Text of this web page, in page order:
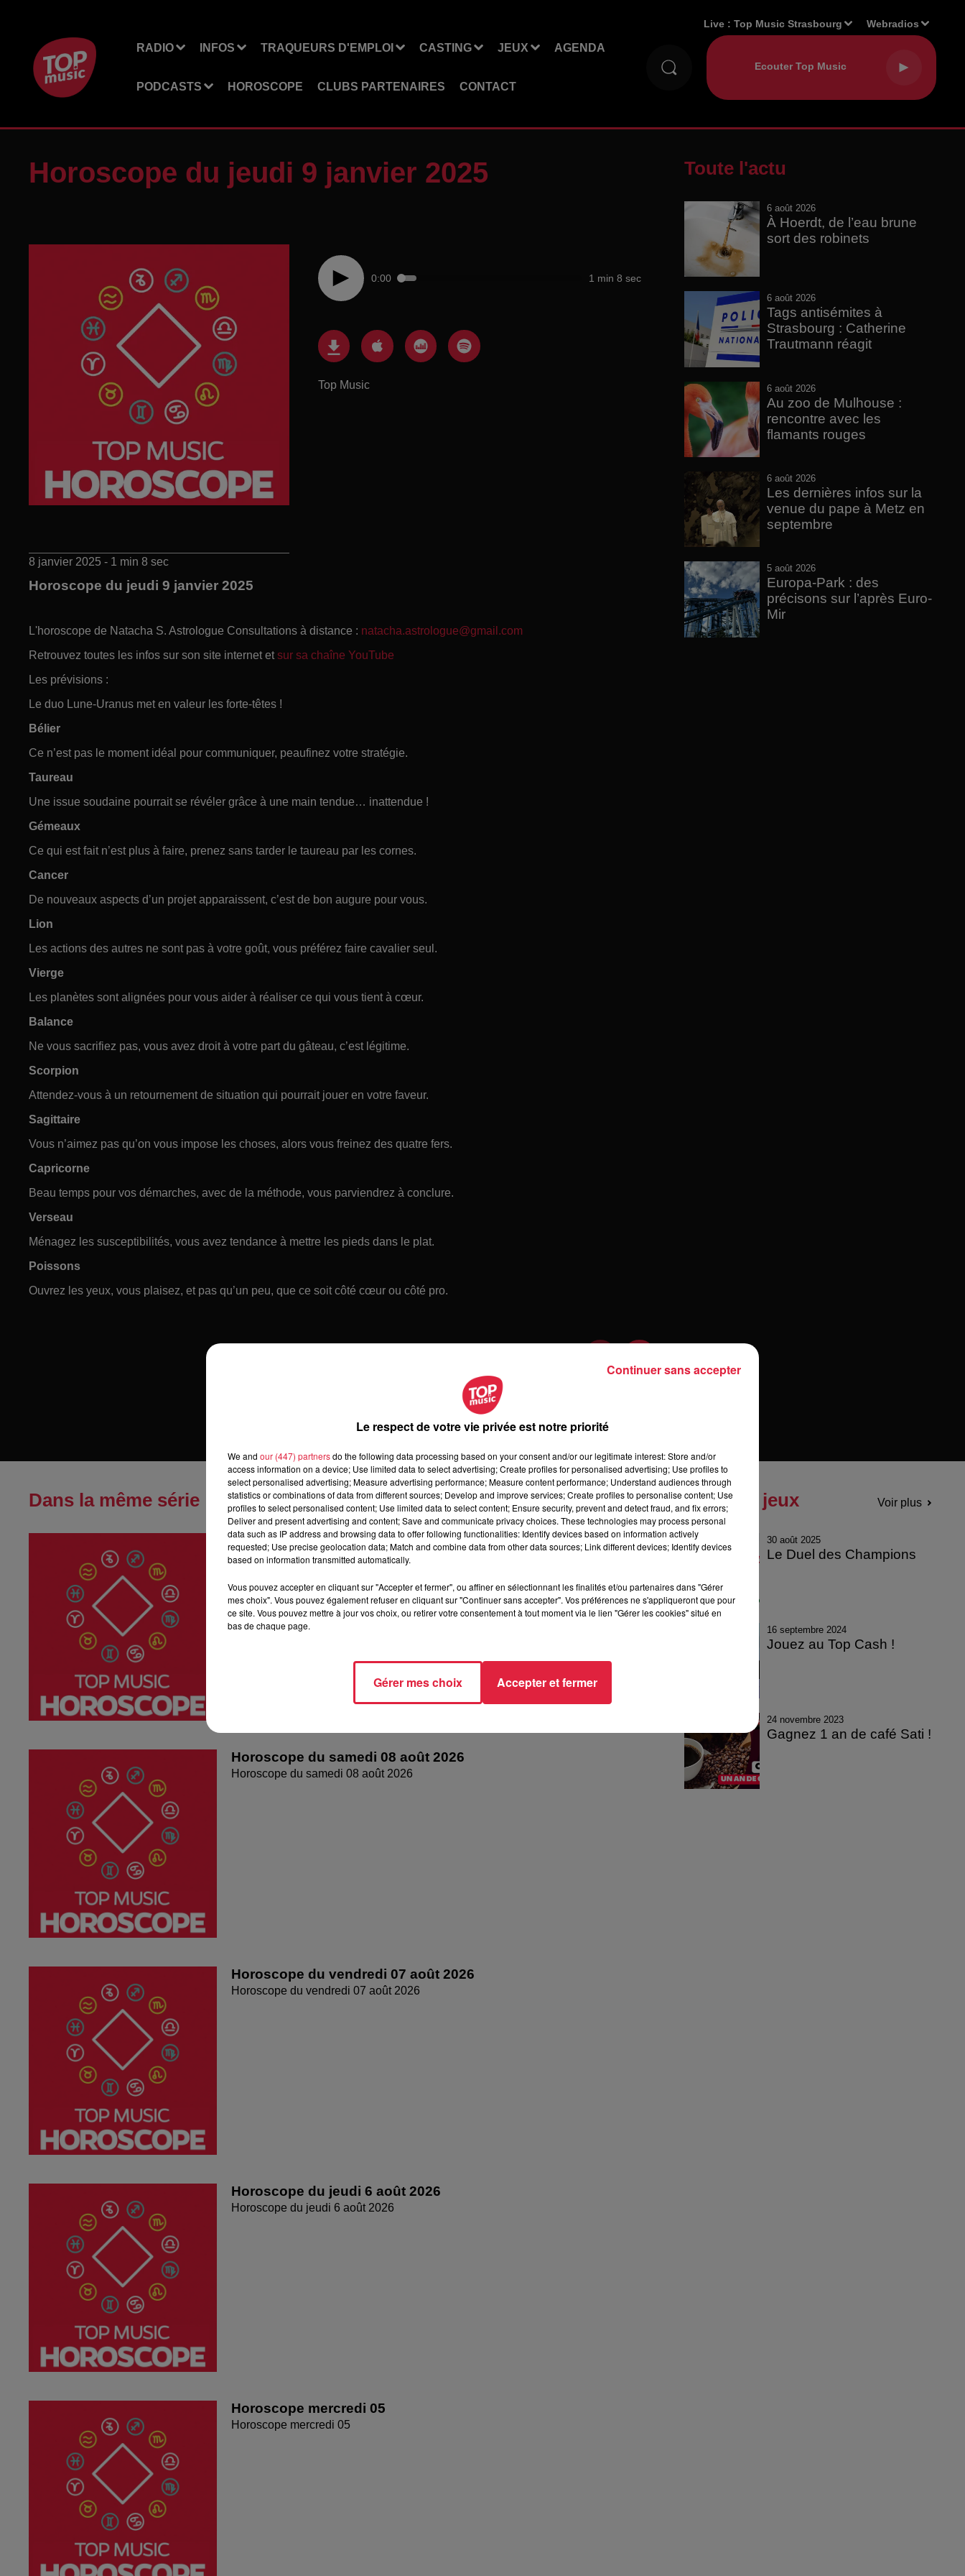
RADIO INFOS TRAQUEURS D'EMPLOI CASTING JEUX AGENDA
PODCASTS HOROSCOPE CLUBS PARTENAIRES CONTACT
Live :Top Music Strasbourg Webradios
Horoscope du jeudi 9 janvier 2025
0:00 1 min 8 sec
Top Music
8 janvier 2025 - 1 min 8 sec
Horoscope du jeudi 9 janvier 2025
L'horoscope de Natacha S. Astrologue Consultations à distance : natacha.astrologue@gmail.com
Retrouvez toutes les infos sur son site internet et sur sa chaîne YouTube
Les prévisions :
Le duo Lune-Uranus met en valeur les forte-têtes !
Bélier
Ce n’est pas le moment idéal pour communiquer, peaufinez votre stratégie.
Taureau
Une issue soudaine pourrait se révéler grâce à une main tendue… inattendue !
Gémeaux
Ce qui est fait n’est plus à faire, prenez sans tarder le taureau par les cornes.
Cancer
De nouveaux aspects d’un projet apparaissent, c’est de bon augure pour vous.
Lion
Les actions des autres ne sont pas à votre goût, vous préférez faire cavalier seul.
Vierge
Les planètes sont alignées pour vous aider à réaliser ce qui vous tient à cœur.
Balance
Ne vous sacrifiez pas, vous avez droit à votre part du gâteau, c’est légitime.
Scorpion
Attendez-vous à un retournement de situation qui pourrait jouer en votre faveur.
Sagittaire
Vous n’aimez pas qu’on vous impose les choses, alors vous freinez des quatre fers.
Capricorne
Beau temps pour vos démarches, avec de la méthode, vous parviendrez à conclure.
Verseau
Ménagez les susceptibilités, vous avez tendance à mettre les pieds dans le plat.
Poissons
Ouvrez les yeux, vous plaisez, et pas qu’un peu, que ce soit côté cœur ou côté pro.
Toute l'actu
6 août 2026
À Hoerdt, de l’eau brune
sort des robinets
6 août 2026
Tags antisémites à
Strasbourg : Catherine
Trautmann réagit
6 août 2026
Au zoo de Mulhouse :
rencontre avec les
flamants rouges
6 août 2026
Les dernières infos sur la
venue du pape à Metz en
septembre
5 août 2026
Europa-Park : des
précisons sur l’après Euro-
Mir
Dans la même série
Horoscope du dimanche 09 août 2026
Horoscope du dimanche 09 août 2026
Horoscope du samedi 08 août 2026
Horoscope du samedi 08 août 2026
Horoscope du vendredi 07 août 2026
Horoscope du vendredi 07 août 2026
Horoscope du jeudi 6 août 2026
Horoscope du jeudi 6 août 2026
Horoscope mercredi 05
Horoscope mercredi 05
Tous les jeux Voir plus
30 août 2025
Le Duel des Champions
16 septembre 2024
Jouez au Top Cash !
24 novembre 2023
Gagnez 1 an de café Sati !
Le respect de votre vie privée est notre priorité
We and our (447) partnersdo the following data processing based on your consent and/or our legitimate interest: Store and/or
access information on a device; Use limited data to select advertising; Create profiles for personalised advertising; Use profiles to
select personalised advertising; Measure advertising performance; Measure content performance; Understand audiences through
statistics or combinations of data from different sources; Develop and improve services; Create profiles to personalise content; Use
profiles to select personalised content; Use limited data to select content; Ensure security, prevent and detect fraud, and fix errors;
Deliver and present advertising and content; Save and communicate privacy choices. These technologies may process personal
data such as IP address and browsing data to offer following functionalities: Identify devices based on information actively
requested; Use precise geolocation data; Match and combine data from other data sources; Link different devices; Identify devices
based on information transmitted automatically.
Vous pouvez accepter en cliquant sur "Accepter et fermer", ou affiner en sélectionnant les finalités et/ou partenaires dans "Gérer
mes choix". Vous pouvez également refuser en cliquant sur "Continuer sans accepter". Vos préférences ne s'appliqueront que pour
ce site. Vous pouvez mettre à jour vos choix, ou retirer votre consentement à tout moment via le lien "Gérer les cookies" situé en
bas de chaque page.
Gérer mes choix Accepter et fermer
Continuer sans accepter